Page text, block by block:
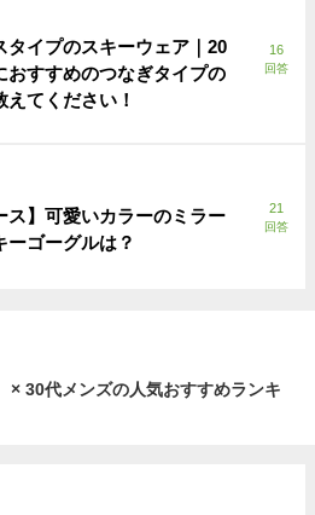
タイプのスキーウェア｜20
おすすめのつなぎタイプの
えてください！
16
回答
ス】可愛いカラーのミラー
ーゴーグルは？
21
回答
× 30代メンズの人気おすすめランキ